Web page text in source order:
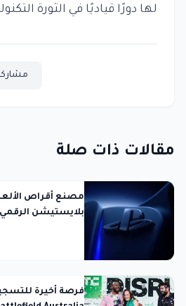
لها دورًا قياديًا في الثورة
مقالات ذات صلة
مصنع أقراص
بلايستيشن الرقمي